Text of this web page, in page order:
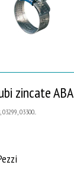
zincate ABA
03300...